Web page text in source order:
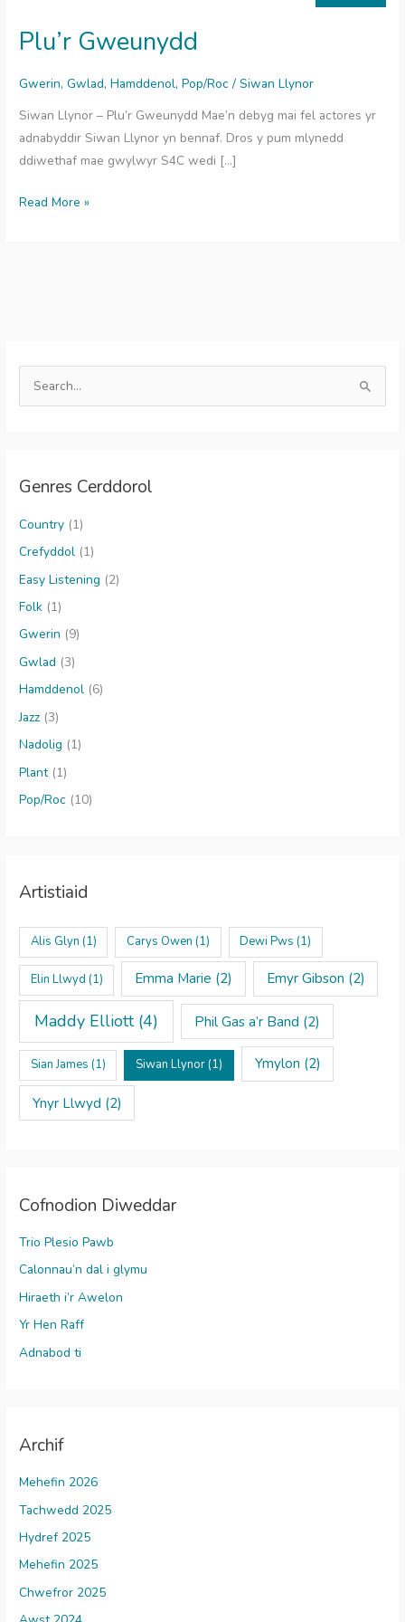
Plu’r Gweunydd
Gwerin,Gwlad,Hamddenol,Pop/Roc /Siwan Llynor
Siwan Llynor – Plu’r Gweunydd Mae’n debyg mai fel actores yr
adnabyddir Siwan Llynor yn bennaf. Dros y pum mlynedd
ddiwethaf mae gwylwyr S4C wedi […]
Plu’r
Read More »
e
f
o
r
Genres Cerddorol
Country (1)
Crefyddol (1)
Easy Listening (2)
Folk (1)
Gwerin (9)
Gwlad (3)
Hamddenol (6)
Jazz (3)
Nadolig (1)
Plant(1)
Pop/Roc (10)
Artistiaid
Alis Glyn (1) Carys Owen (1) Dewi Pws (1)
Elin Llwyd (1) Emma Marie (2) Emyr Gibson (2)
Maddy Elliott(4) Phil Gas a’r Band (2)
Sian James (1) Siwan Llynor(1) Ymylon (2)
Ynyr Llwyd (2)
Cofnodion Diweddar
Trio Plesio Pawb
Calonnau’n dal i glymu
Hiraeth i’r Awelon
Yr Hen Raff
Adnabod ti
Archif
Mehefin 2026
Tachwedd 2025
Hydref 2025
Mehefin 2025
Chwefror 2025